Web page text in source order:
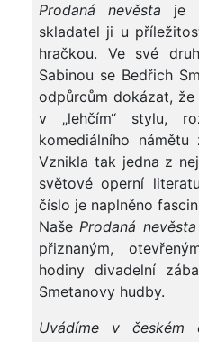
Prodaná nevěsta je
skladatel ji u
hračkou. Ve své
Sabinou se Bedřich
odpůrcům dokázat,
v „lehčím“ stylu,
komediálního
Vznikla tak jedna z
světové operní
číslo je naplněno
NašeProdaná nevěsta
přiznaným,
hodiny divadelní
Smetanovy hudby.
Uvádíme v českém